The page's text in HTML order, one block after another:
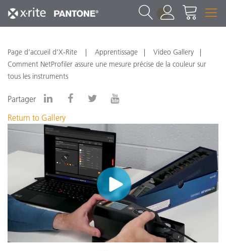
1
Page d’accueil d’X-Rite Apprentissage
Video Gallery
Comment NetProfiler assure une mesure précise de la couleur sur
tous les instruments
Partager
Return to Gallery